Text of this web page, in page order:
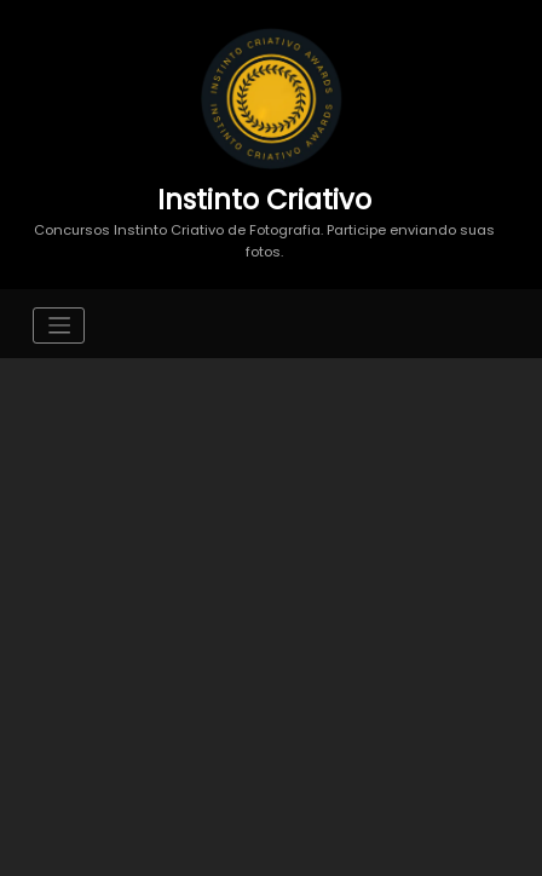
Instinto Criativo
Concursos Instinto Criativo de Fotografia. Participe enviando suas
fotos.